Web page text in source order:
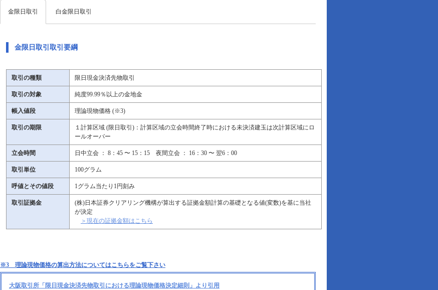
金限日取引 白金限日取引
金限日取引取引要綱
取引の種類 限日現金決済先物取引
取引の対象 純度99.99％以上の金地金
帳入値段 理論現物価格 (※3)
取引の期限
１計算区域 (限日取引)：計算区域の立会時間終了時における未決済建玉は次計算区域にロ
ールオーバー
立会時間 日中立会 ： 8：45 〜 15：15 夜間立会 ： 16：30 〜 翌6：00
取引単位 100グラム
呼値とその値段 1グラム当たり1円刻み
取引証拠金
(株)日本証券クリアリング機構が算出する証拠金額計算の基礎となる値(変数)を基に当社
が決定
＞現在の証拠金額はこちら
※3 理論現物価格の算出方法についてはこちらをご覧下さい
大阪取引所「限日現金決済先物取引における理論現物価格決定細則」より引用